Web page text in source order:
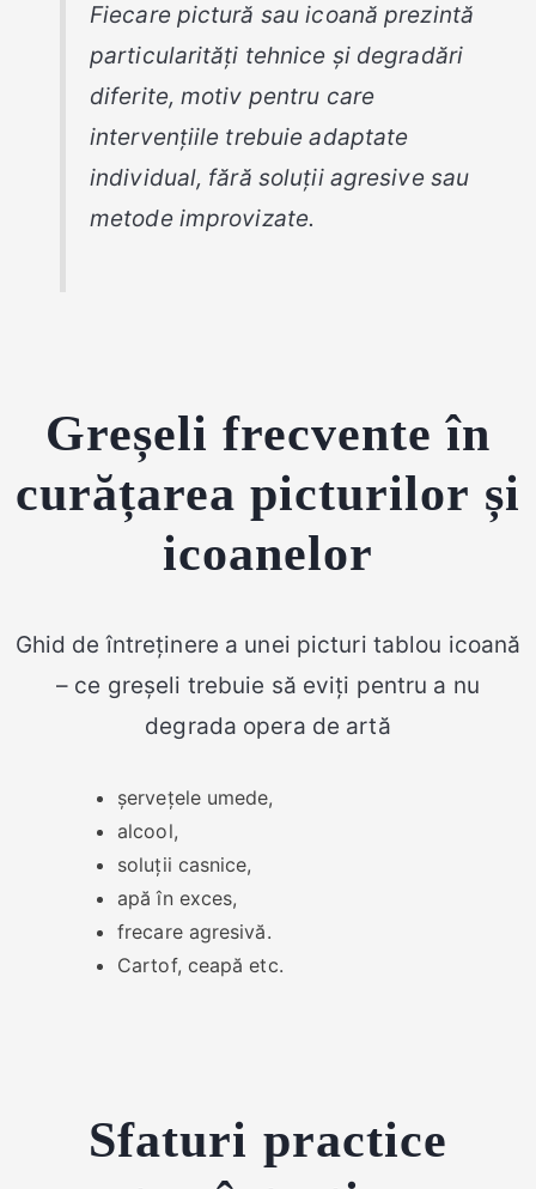
Fiecare pictură sau icoană prezintă
particularități tehnice și degradări
diferite, motiv pentru care
intervențiile trebuie adaptate
individual, fără soluții agresive sau
metode improvizate.
Greșeli frecvente în
curățarea picturilor și
icoanelor
Ghid de întreținere a unei picturi tablou icoană
– ce greșeli trebuie să eviți pentru a nu
degrada opera de artă
șervețele umede,
alcool,
soluții casnice,
apă în exces,
frecare agresivă.
Cartof, ceapă etc.
Sfaturi practice